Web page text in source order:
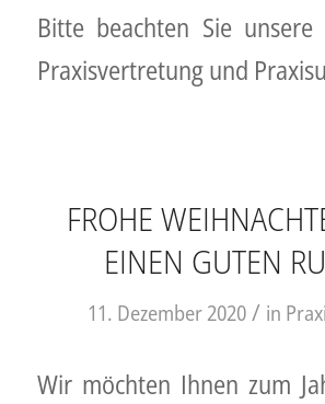
Bitte beachten Sie unsere
Praxisvertretung und
FROHE
EINEN GUTEN
11. Dezember 2020 / in
Wir möchten Ihnen zum